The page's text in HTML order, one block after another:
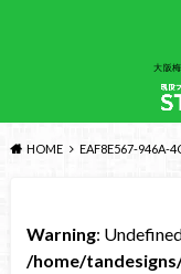
大阪
HOME EAF8E567-946A-
Warning:
/home/